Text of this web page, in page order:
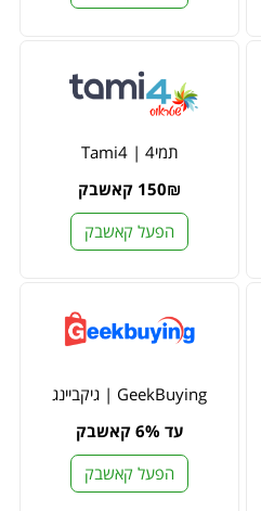
תמי4 | Tami4
150₪ קאשבק
הפעל קאשבק
GeekBuying | גיקביינג
עד 6% קאשבק
הפעל קאשבק